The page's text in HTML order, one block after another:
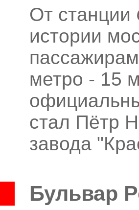
От станции
истории
метро - 15
стал Пётр
завода
Бульвар